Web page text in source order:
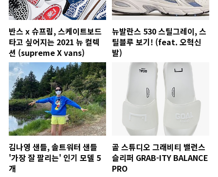
반스 x 슈프림, 스케이트보드
타고 싶어지는 2021 뉴 컬렉
션 (supreme X vans)
뉴발란스 530 스틸그레이, 스
틸블루 보기! (feat. 오혁신
발)
김나영 샌들, 솔트워터 샌들
'가장 잘 팔리는' 인기 모델 5
개
골 스튜디오 그래비티 밸런스
슬리퍼 GRAB-ITY BALANCE
PRO